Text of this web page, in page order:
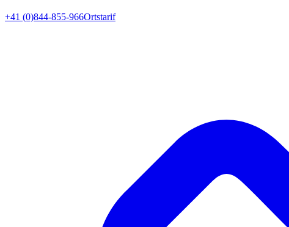
+41 (0)844-855-966Ortstarif